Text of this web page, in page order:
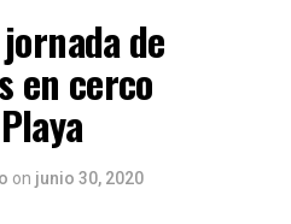
de
en cerco
on junio 30, 2020